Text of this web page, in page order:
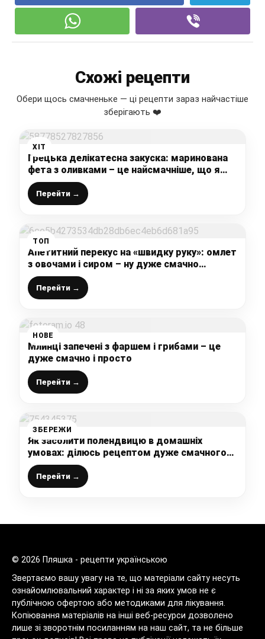
Схожі рецепти
Обери щось смачненьке — ці рецепти зараз найчастіше
зберігають ❤️
ХІТ
Грецька делікатесна закуска: маринована
фета з оливками – це найсмачніше, що я
пробувала за останній час, дуже
рекомендую приготувати!
Перейти →
ТОП
Апетитний перекус на «швидку руку»: омлет
з овочами і сиром – ну дуже смачно
виходить
Перейти →
НОВЕ
Млинці запечені з фаршем і грибами – це
дуже смачно і просто
Перейти →
ЗБЕРЕЖИ
Як засолити полендвицю в домашніх
умовах: ділюсь рецептом дуже смачного
делікатесного м’яса – не пересолене,
ніжне, зі смаком спецій
Перейти →
© 2026 Пляшка - рецепти українською
Звертаємо вашу увагу на те, що матеріали сайту несуть
ознайомлювальний характер і ні за яких умов не є
публічною офертою або методиками для лікування.
Копіювання матеріалів на інші веб-ресурси дозволено
лише зі зворотнім посиланням на наш сайт, та не більше